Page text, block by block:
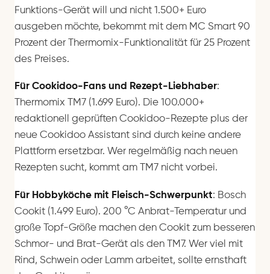
Funktions-Gerät will und nicht 1.500+ Euro
ausgeben möchte, bekommt mit dem MC Smart 90
Prozent der Thermomix-Funktionalität für 25 Prozent
des Preises.
Für Cookidoo-Fans und Rezept-Liebhaber:
Thermomix TM7 (1.699 Euro). Die 100.000+
redaktionell geprüften Cookidoo-Rezepte plus der
neue Cookidoo Assistant sind durch keine andere
Plattform ersetzbar. Wer regelmäßig nach neuen
Rezepten sucht, kommt am TM7 nicht vorbei.
Für Hobbyköche mit Fleisch-Schwerpunkt: Bosch
Cookit (1.499 Euro). 200 °C Anbrat-Temperatur und
große Topf-Größe machen den Cookit zum besseren
Schmor- und Brat-Gerät als den TM7. Wer viel mit
Rind, Schwein oder Lamm arbeitet, sollte ernsthaft